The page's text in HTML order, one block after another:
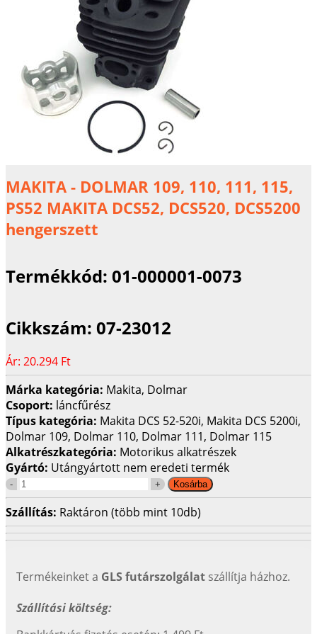
MAKITA - DOLMAR 109, 110, 111, 115,
PS52 MAKITA DCS52, DCS520, DCS5200
hengerszett
Termékkód: 01-000001-0073
Cikkszám: 07-23012
Ár: 20.294 Ft
Márka kategória: Makita, Dolmar
Csoport: láncfűrész
Típus kategória: Makita DCS 52-520i, Makita DCS 5200i,
Dolmar 109, Dolmar 110, Dolmar 111, Dolmar 115
Alkatrészkategória: Motorikus alkatrészek
Gyártó: Utángyártott nem eredeti termék
Szállítás: Raktáron (több mint 10db)
Termékeinket a GLS futárszolgálat szállítja házhoz.
Szállítási költség: